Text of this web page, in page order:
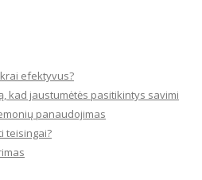
efektyvus?
kad jaustumėtės pasitikintys savimi
panaudojimas
teisingai?